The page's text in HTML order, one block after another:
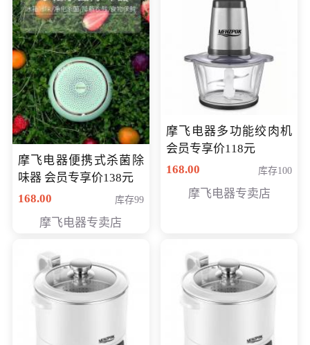
摩飞电器便携式杀菌除
味器 会员专享价138元
168.00
库存99
摩飞电器专卖店
摩飞电器多功能绞肉机
会员专享价118元
168.00
库存100
摩飞电器专卖店